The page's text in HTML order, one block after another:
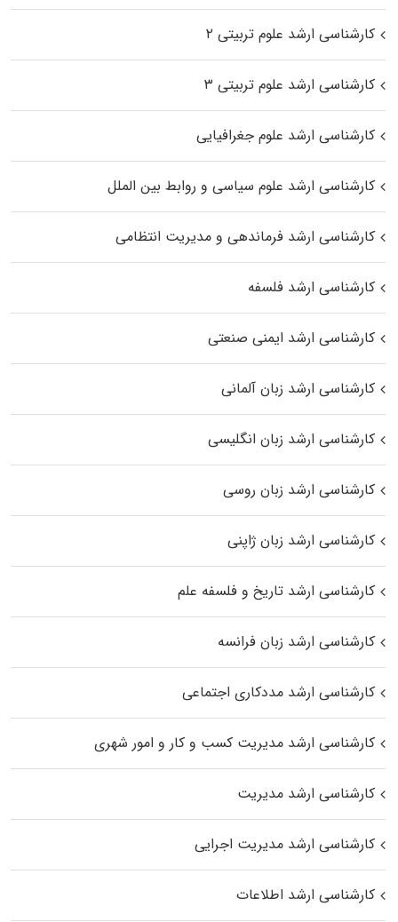
کارشناسی ارشد علوم تربیتی ۲
کارشناسی ارشد علوم تربیتی ۳
کارشناسی ارشد علوم جغرافیایی
کارشناسی ارشد علوم سیاسی و روابط بین الملل
کارشناسی ارشد فرماندهی و مدیریت انتظامی
کارشناسی ارشد فلسفه
کارشناسی ارشد ایمنی صنعتی
کارشناسی ارشد زبان آلمانی
کارشناسی ارشد زبان انگلیسی
کارشناسی ارشد زبان روسی
کارشناسی ارشد زبان ژاپنی
کارشناسی ارشد تاریخ و فلسفه علم
کارشناسی ارشد زبان فرانسه
کارشناسی ارشد مددکاری اجتماعی
کارشناسی ارشد مدیریت کسب و کار و امور شهری
کارشناسی ارشد مدیریت
کارشناسی ارشد مدیریت اجرایی
کارشناسی ارشد اطلاعات